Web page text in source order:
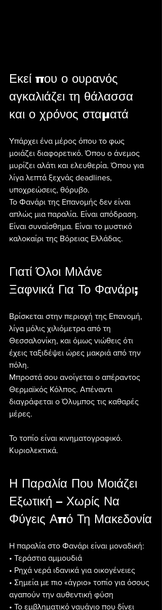
Εκεί που ο ουρανός
αγκαλιάζει τη θάλασσα
και ο χρόνος σταματά
Υπάρχει ένα μέρος όπου το φως
μοιάζει διαφορετικό. Όπου ο άνεμος
μυρίζει αλάτι και ελευθερία. Όπου για
λίγα λεπτά ξεχνάς deadlines,
υποχρεώσεις, θόρυβο.
Το Φανάρι της Επανομής δεν είναι
απλώς μια παραλία. Είναι απόδραση.
Είναι συναίσθημα. Είναι το μυστικό
καλοκαίρι της Βόρειας Ελλάδας.
Γιατί Όλοι Μιλάνε
Ξαφνικά Για Το Φανάρι;
Βρίσκεται στην περιοχή της Επανομή,
λίγα μόλις χιλιόμετρα από τη
Θεσσαλονίκη, και όμως νιώθεις ότι
έχεις ταξιδέψει ώρες μακριά από την
πόλη.
Μπροστά σου ανοίγεται ο απέραντος
Θερμαϊκός Κόλπος. Απέναντι
διαγράφεται ο Όλυμπος τις καθαρές
μέρες.
Το τοπίο είναι κινηματογραφικό.
Κυριολεκτικά.
Η Παραλία Που Μοιάζει
Εξωτική – Χωρίς Να
Φύγεις Από Τη Μακεδονία
Η παραλία στο Φανάρι είναι μοναδική:
• Τεράστια αμμουδιά
• Ρηχά νερά ιδανικά για οικογένειες
• Σημεία με πιο «άγριο» τοπίο για όσους
αγαπούν την αυθεντική φύση
• Το εμβληματικό ναυάγιο που δίνει